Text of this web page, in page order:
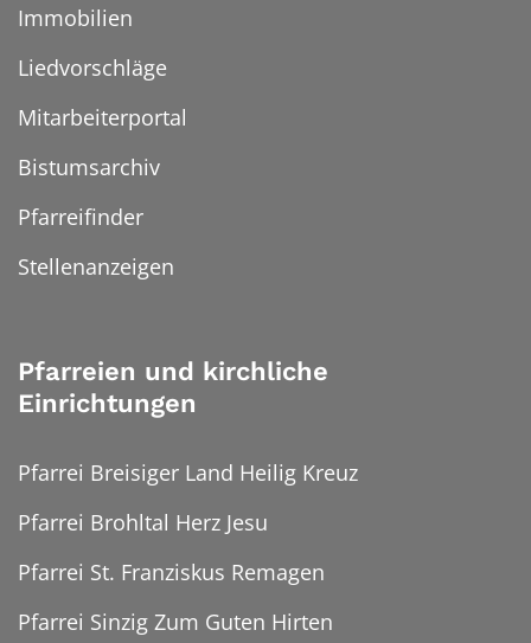
Immobilien
Liedvorschläge
Mitarbeiterportal
Bistumsarchiv
Pfarreifinder
Stellenanzeigen
Pfarreien und kirchliche
Einrichtungen
Pfarrei Breisiger Land Heilig Kreuz
Pfarrei Brohltal Herz Jesu
Pfarrei St. Franziskus Remagen
Pfarrei Sinzig Zum Guten Hirten